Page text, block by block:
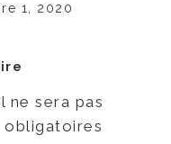
1, 2020
ne sera pas
obligatoires